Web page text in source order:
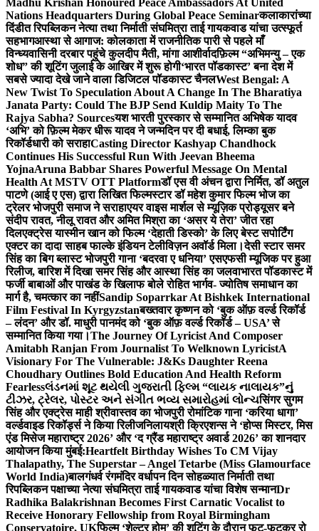
Madhu Krishan Honoured Peace Ambassadors At United
Nations Headquarters During Global Peace Seminarकलाकारांच्या
दिंडीत रिपब्लिकन नेत्या तथा निर्माती संघमित्रा ताई गायकवाड यांचा उत्स्फूर्त
सहभागआस्था से आगाज: कोलकाता में राजनीतिक पारी से पहले माँ
विन्ध्यवासिनी दरबार पहुंचे कुलदीप मैती, मांगा आशीर्वादफ़िल्म “अभिमन्यु – एक
शोध” की शूटिंग जुलाई के आखिर में शुरू होगी‘भारत पॉडकास्ट’ बना देश में
सबसे ज्यादा देखे जाने वाला डिजिटल पॉडकास्ट चैनलWest Bengal: A
New Twist To Speculation About A Change In The Bharatiya
Janata Party: Could The BJP Send Kuldip Maity To The
Rajya Sabha? Sourcesयश भारती पुरस्कार से सम्मानित अभिषेक यादव
‘अभि’ को फ़िल्म मेकर धीरू यादव ने जन्मदिन पर दी बधाई, लिम्का बुक
रिकॉर्डधारी को सराहाCasting Director Kashyap Chandhock
Continues His Successful Run With Jeevan Bheema
YojnaAruna Babbar Shares Powerful Message On Mental
Health At MSTV OTT Platformडॉ एस वी अंचन द्वारा निर्मित, डॉ अतुल
पाटणे (आई ए एस) द्वारा लिखित फिल्मस्टार डॉ महेश कुमार फिल्म भोज का
ट्रेलर भोजपुरी समाज ने सराहाएयर वाइस मार्शल से म्यूज़िक प्रोड्यूसर बने
संदीप रावत, नीलू रावत और अमित मिश्रा का ‘असर ये तेरा’ जीत रहा
दिलएक्ट्रेस यास्मीन खान को फिल्म ‘देहाती डिस्को’ के लिए बेस्ट सपोर्टिंग
एक्टर का दादा साहब फाल्के इंडियन टेलीविज़न अवॉर्ड मिला।देसी स्टार समर
सिंह का बिग ब्लास्ट भोजपुरी गाना ‘बदरवा ए धनिया’ एसएफसी म्यूजिक पर हुआ
रिलीज, बारिश में दिखा समर सिंह और आस्था सिंह का जलवाभारत पॉडकास्ट में
फर्जी बाबाओं और पाखंड के खिलाफ बोले रोहित भार्गव- ज्योतिष समाधान का
मार्ग है, चमत्कार का नहींSandip Soparrkar At Bishkek International
Film Festival In Kyrgyzstanबख्तवार कृष्णन को ‘बुक ऑफ़ वर्ल्ड रिकॉर्ड
– लंदन’ और डॉ. माधुरी पानमंद को ‘बुक ऑफ़ वर्ल्ड रिकॉर्ड – USA’ से
सम्मानित किया गया।The Journey Of Lyricist And Composer
Amitabh Ranjan From Journalist To Welknown LyricistA
Visionary For The Vulnerable: J&Ks Daughter Reena
Choudhary Outlines Bold Education And Health Reform
Fearlessલંડનમાં શૂટ થયેલી ગુજરાતી ફિલ્મ “લાયક નાલાયક”નું
ટીઝર, ટ્રેલર, પોસ્ટર અને સંગીત ભવ્ય સમારોહમાં લોન્ચसिंगर सुगम
सिंह और एक्ट्रेस माही श्रीवास्तव का भोजपुरी रोमांटिक गाना ‘करिया धागा’
वर्ल्डवाइड रिकॉर्ड्स ने किया रिलीजनिलायश्री क्रिएशन्स ने ‘होप्स मिस्टर, मिस
एंड मिसेज महाराष्ट्र 2026’ और ‘द ग्रैंड महाराष्ट्र अवार्ड 2026’ का शानदार
आयोजन किया मुंबई:Heartfelt Birthday Wishes To CM Vijay
Thalapathy, The Superstar – Angel Tetarbe (Miss Glamourface
World India)बालगंधर्व रंगमंदिर वर्धापन दिन सोहळ्यात निर्माती तथा
रिपब्लिकन पक्षाच्या नेत्या संघमित्रा ताई गायकवाड यांचा विशेष सन्मानDr
Radhika Balakrishnan Becomes First Carnatic Vocalist to
Receive Honorary Fellowship from Royal Birmingham
Conservatoire, UKफिल्म ‘शेल्टर होम’ की शूटिंग के दौरान फूट-फूटकर रो